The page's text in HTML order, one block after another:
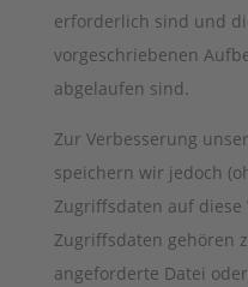
erforderlich sind und
vorgeschriebenen
abgelaufen sind.
Zur Verbesserung
speichern wir jedoch
Zugriffsdaten auf diese
Zugriffsdaten gehören
angeforderte Datei